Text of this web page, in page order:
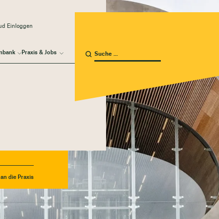
Praxis & Jobs
Einloggen
die Praxis